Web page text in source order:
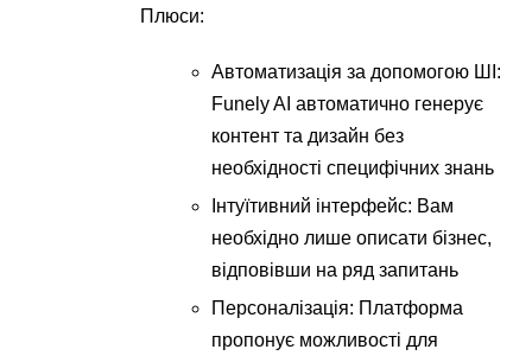
Плюси:
Автоматизація за допомогою ШІ:
Funely AI автоматично генерує
контент та дизайн без
необхідності специфічних знань
Інтуїтивний інтерфейс: Вам
необхідно лише описати бізнес,
відповівши на ряд запитань
Персоналізація: Платформа
пропонує можливості для